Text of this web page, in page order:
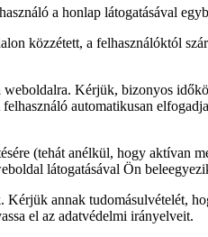
a honlap látogatásával
közzétett, a felhasználóktól
Kérjük, bizonyos
automatikusan
(tehát anélkül, hogy aktívan
látogatásával Ön
annak tudomásulvételét,
el az adatvédelmi irányelveit.